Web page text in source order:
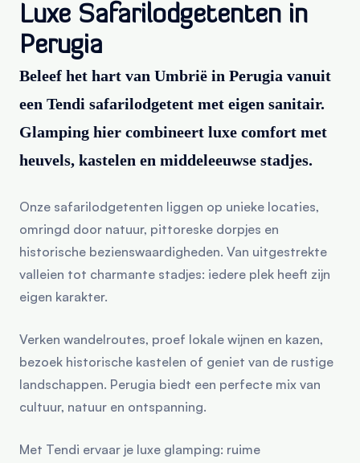
Luxe Safarilodgetenten in
Perugia
Beleef het hart van Umbrië in Perugia vanuit
een Tendi safarilodgetent met eigen sanitair.
Glamping hier combineert luxe comfort met
heuvels, kastelen en middeleeuwse stadjes.
Onze safarilodgetenten liggen op unieke locaties,
omringd door natuur, pittoreske dorpjes en
historische bezienswaardigheden. Van uitgestrekte
valleien tot charmante stadjes: iedere plek heeft zijn
eigen karakter.
Verken wandelroutes, proef lokale wijnen en kazen,
bezoek historische kastelen of geniet van de rustige
landschappen. Perugia biedt een perfecte mix van
cultuur, natuur en ontspanning.
Met Tendi ervaar je luxe glamping: ruime